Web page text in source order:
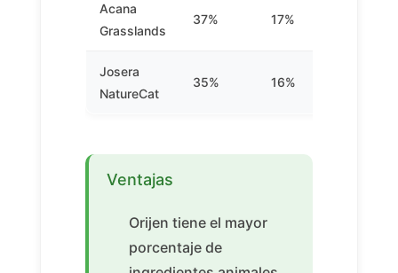
Acana
Grasslands
37% 17%
Josera
NatureCat
35% 16%
Ventajas
Orijen tiene el mayor
porcentaje de